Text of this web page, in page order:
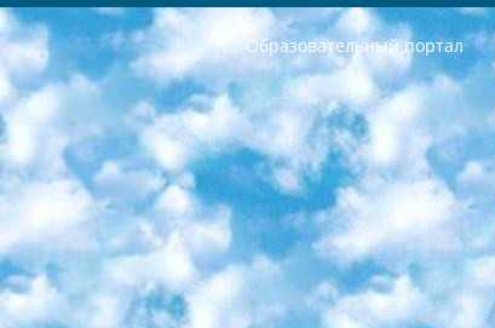
Образовательный портал
РЕСПУБЛИКА УЗБЕКИСТАН МИНИСТРЕРСТВО ДОШКОЛЬНОГО И ШКОЛЬНОГО ОБРАЗОВАНИЯ КОМАНДА в общеобразовательных учреждениях в 2023-2024 учебном году организация и проведение итоговой государственной аттестации обучающихся о Министра дошкольного и школьного образования Республики Узбекистан от 4 марта 2008 года (постановлением Минюста от 20 марта 2008 года № 1778 государственной регистрации) «Итоговое состояние учащихся общего среднего образования на основании положения об утверждении положения об аттестации общего среднего образования выпускной экзамен студентов в образовательных учреждениях в 2023-2024 учебном году В целях организации и прохождения аттестации приказываю: 1. Следующее: перечень предметов, по которым будет проводиться итоговая государственная аттестация и экзамен формы перевода согласно приложению 1; сертификаты международного образца, оценивающие уровень владения иностранными языками перечень согласно приложению 2; 2. Педагогический при специализированных образовательных учреждениях. научно-практический центр квалификации и международной оценки (Д.Давидова) 2024 г. До 25 марта: задания по предметам, по которым будет проводиться итоговая аттестация разработка и утверждение технических условий; итоговая аттестация на основании разработанного предметного задания разработка вопросов по предметам (устно и письменно), экзамен передача; общеобразовательные средние школы и специальные учебные заведения учащиеся выпускных классов школ и интернатов в агентской системе подготовка базы данных экзаменационных материалов и критериев оценки; перевод базы экзаменационных материалов на все языки обучения подать в Республиканский образовательный центр для изготовления; варианты экзаменов на основе разработанных контрольных материалов пусть будут поставлены задачи формирования. 3. Республиканский образовательный центр (Ш.Худайкулов) до 5 апреля 2024 года. до: база данных предоставленных экзаменационных материалов на все языки обучения перевод и экспертиза; для слепых, слабовидящих, глухих, слабослышащих и умственно отсталых детей учащиеся выпускных